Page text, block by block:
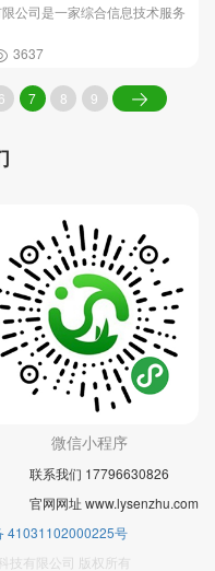
公司是一家综合信息技术服务
3637
6 7 8 9
微信小程序
联系我们 17796630826
官网网址 www.lysenzhu.com
41031102000225号
有限公司 版权所有